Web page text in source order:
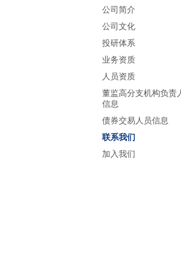
公司简介
公司文化
投研体系
业务资质
人员资质
董监高分支机构负责
信息
债券交易人员信息
联系我们
加入我们